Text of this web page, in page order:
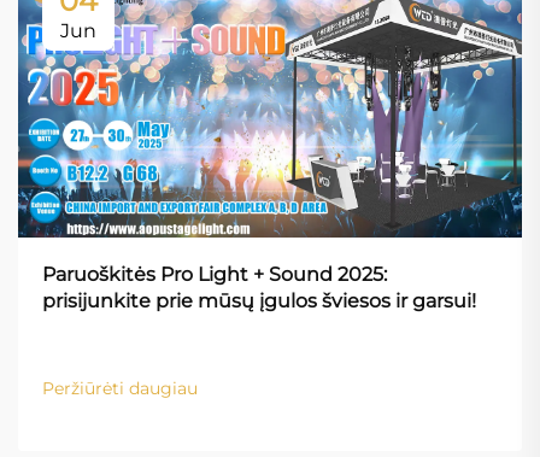
Jun
Paruoškitės Pro Light + Sound 2025:
prisijunkite prie mūsų įgulos šviesos ir garsui!
Peržiūrėti daugiau